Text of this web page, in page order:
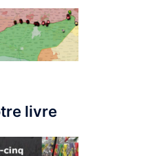
livre